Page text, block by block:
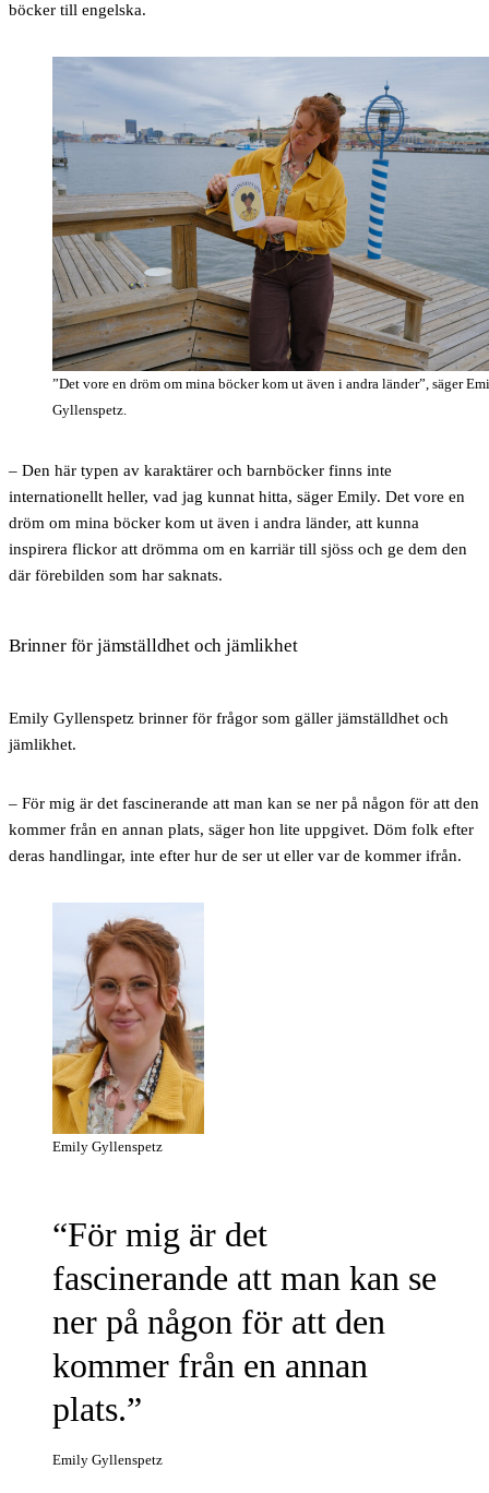
böcker till engelska.
”Det vore en dröm om mina böcker kom ut även i andra länder”, säger
Gyllenspetz.
– Den här typen av karaktärer och barnböcker finns inte
internationellt heller, vad jag kunnat hitta, säger Emily. Det vore en
dröm om mina böcker kom ut även i andra länder, att kunna
inspirera flickor att drömma om en karriär till sjöss och ge dem den
där förebilden som har saknats.
Brinner för jämställdhet och jämlikhet
Emily Gyllenspetz brinner för frågor som gäller jämställdhet och
jämlikhet.
– För mig är det fascinerande att man kan se ner på någon för att den
kommer från en annan plats, säger hon lite uppgivet. Döm folk efter
deras handlingar, inte efter hur de ser ut eller var de kommer ifrån.
Emily Gyllenspetz
För mig är det
fascinerande att man kan se
ner på någon för att den
kommer från en annan
plats.
Emily Gyllenspetz